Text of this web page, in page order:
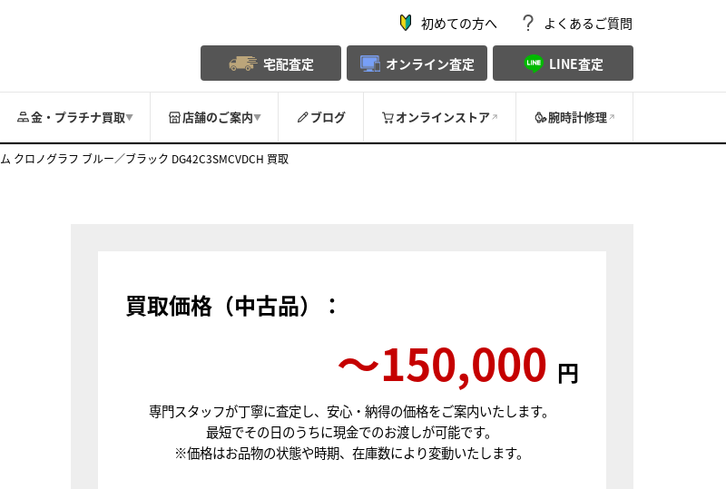
初めての方へ よくあるご質問
宅配査定 オンライン査定 LINE査定
金・プラチナ買取▼ 店舗のご案内▼ ブログ オンラインストア 腕時計修理
クロノグラフ ブルー／ブラック DG42C3SMCVDCH 買取
買取価格（中古品）：
〜150,000 円
専門スタッフが丁寧に査定し、安心・納得の価格をご案内いたします。
最短でその日のうちに現金でのお渡しが可能です。
※価格はお品物の状態や時期、在庫数により変動いたします。